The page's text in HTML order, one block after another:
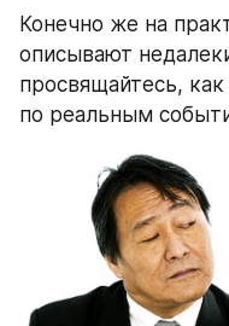
Конечно же на
описывают
просвящайтесь,
по реальным